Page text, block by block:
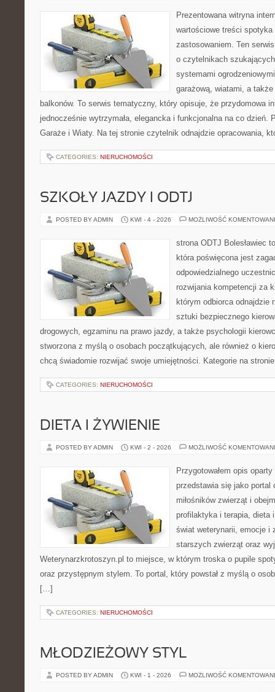
Prezentowana witryna
wartościowe treści
zastosowaniem. Ten
o czytelnikach
systemami
garażową, wiatami, a
balkonów. To serwis tematyczny, który opisuje, że przydomowa
jednocześnie wytrzymała, elegancka i funkcjonalna na co dzień.
Garaże i Wiaty. Na tej stronie czytelnik odnajdzie opracowania,
CATEGORIES: NIERUCHOMOŚCI
SZKOŁY JAZDY I ODTJ
POSTED BY ADMIN KWI - 4 - 2026 MOŻLIWOŚĆ
strona ODTJ Bolesławiec
która poświęcona jest
odpowiedzialnego
rozwijania kompetencji za
którym odbiorca odnajdzie
sztuki bezpiecznego
drogowych, egzaminu na prawo jazdy, a także psychologii
stworzona z myślą o osobach początkujących, ale również o
chcą świadomie rozwijać swoje umiejętności. Kategorie na
CATEGORIES: NIERUCHOMOŚCI
DIETA I ŻYWIENIE
POSTED BY ADMIN KWI - 2 - 2026 MOŻLIWOŚĆ
Przygotowałem opis
przedstawia się jako portal
miłośników zwierząt i
profilaktyka i terapia, dieta
świat weterynarii, emocje i
starszych zwierząt oraz
Weterynarzkrotoszyn.pl to miejsce, w którym troska o pupile
oraz przystępnym stylem. To portal, który powstał z myślą o
[…]
CATEGORIES: NIERUCHOMOŚCI
MŁODZIEŻOWY STYL
POSTED BY ADMIN KWI - 1 - 2026 MOŻLIWOŚĆ